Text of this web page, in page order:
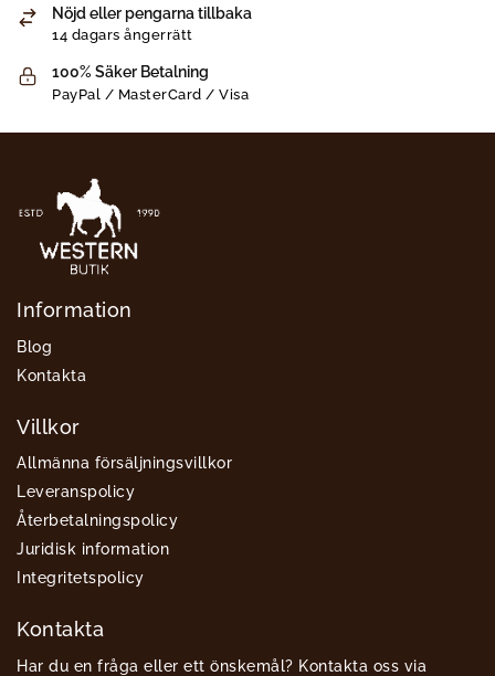
Nöjd eller pengarna tillbaka
14 dagars ångerrätt
100% Säker Betalning
PayPal / MasterCard / Visa
Information
Blog
Kontakta
Villkor
Allmänna försäljningsvillkor
Leveranspolicy
Återbetalningspolicy
Juridisk information
Integritetspolicy
Kontakta
Har du en fråga eller ett önskemål? Kontakta oss via